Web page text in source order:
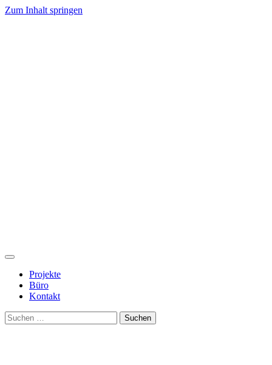
Zum Inhalt springen
Projekte
Büro
Kontakt
Suche
nach: